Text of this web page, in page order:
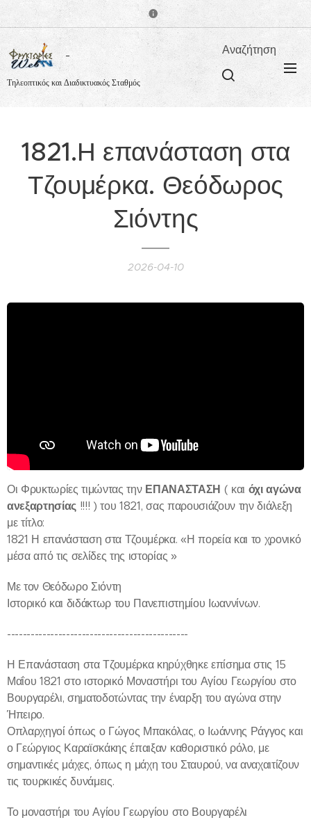
Τηλεοπτικός και Διαδικτυακός Σταθμός
Αναζήτηση
1821.Η επανάσταση στα
Τζουμέρκα. Θεόδωρος
Σιόντης
2026-04-10
Οι Φρυκτωρίες τιμώντας την ΕΠΑΝΑΣΤΑΣΗ ( και όχι αγώνα
ανεξαρτησίας !!!! ) του 1821, σας παρουσιάζουν την διάλεξη
με τίτλο:
1821 Η επανάσταση στα Τζουμέρκα. «Η πορεία και το χρονικό
μέσα από τις σελίδες της ιστορίας »
Με τον Θεόδωρο Σιόντη
Ιστορικό και διδάκτωρ του Πανεπιστημίου Ιωαννίνων.
----------------------------------------------
Η Επανάσταση στα Τζουμέρκα κηρύχθηκε επίσημα στις 15
Μαΐου 1821 στο ιστορικό Μοναστήρι του Αγίου Γεωργίου στο
Βουργαρέλι, σηματοδοτώντας την έναρξη του αγώνα στην
Ήπειρο.
Οπλαρχηγοί όπως ο Γώγος Μπακόλας, ο Ιωάννης Ράγγος και
ο Γεώργιος Καραϊσκάκης έπαιξαν καθοριστικό ρόλο, με
σημαντικές μάχες, όπως η μάχη του Σταυρού, να αναχαιτίζουν
τις τουρκικές δυνάμεις.
Το μοναστήρι του Αγίου Γεωργίου στο Βουργαρέλι